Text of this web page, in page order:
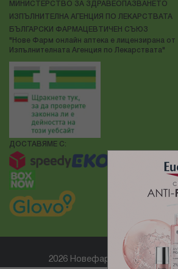
МИНИСТЕРСТВО ЗА ЗДРАВЕОПАЗВАНЕТО
ИЗПЪЛНИТЕЛНА АГЕНЦИЯ ПО ЛЕКАРСТВАТА
БЪЛГАРСКИ ФАРМАЦЕВТИЧЕН СЪЮЗ
"Нове Фарм онлайн аптека е лицензирана от
Изпълнителната Агенция по Лекарствата"
ДОСТАВЯМЕ С:
2026 Новефарм ® Всички